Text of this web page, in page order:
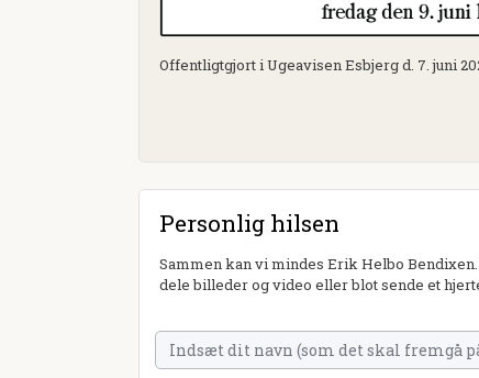
Offentligtgjort i Ugeavisen Esbjerg d. 7. juni
Personlig hilsen
Sammen kan vi mindes Erik Helbo
dele billeder og video eller blot sende et